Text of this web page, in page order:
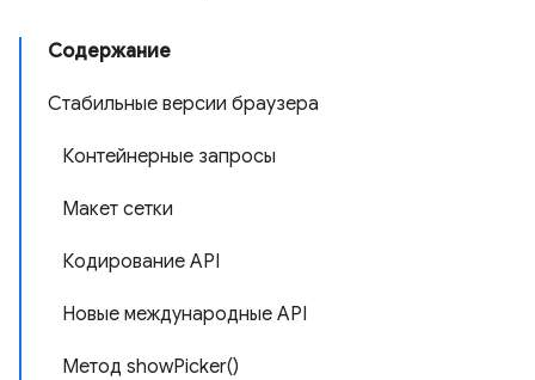
Содержание
Стабильные версии браузера
Контейнерные запросы
Макет сетки
Кодирование API
Новые международные API
Метод showPicker()